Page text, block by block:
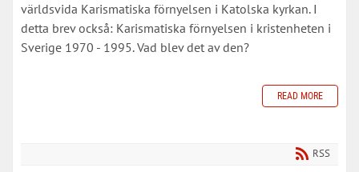
världsvida Karismatiska förnyelsen i Katolska kyrkan. I
detta brev också: Karismatiska förnyelsen i kristenheten i
Sverige 1970 - 1995. Vad blev det av den?
READ MORE
RSS